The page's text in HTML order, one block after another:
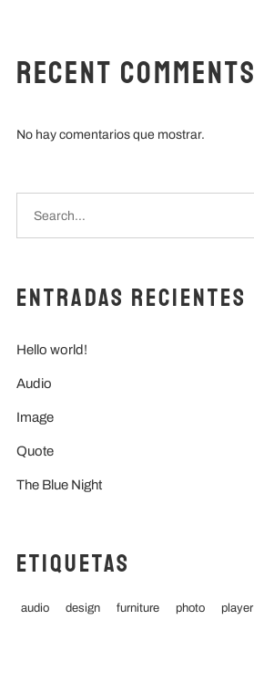
Recent Comments
No hay comentarios que mostrar.
Entradas recientes
Hello world!
Audio
Image
Quote
The Blue Night
Etiquetas
audio design furniture photo player